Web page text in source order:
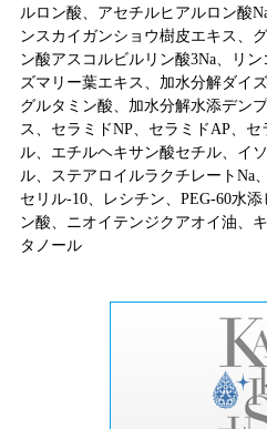
ルロン酸、アセチルヒアルロン酸
ンスカイガンショウ樹皮エキス、
ン酸アスコルビルリン酸3Na、リ
ズマリー葉エキス、加水分解ダイ
グルタミン酸、加水分解水添デン
ス、セラミドNP、セラミドAP、
ル、エチルヘキサン酸セチル、イ
ル、ステアロイルラクチレートNa
セリル-10、レシチン、PEG-60水
ン酸、ニオイテンジクアオイ油、
タノール